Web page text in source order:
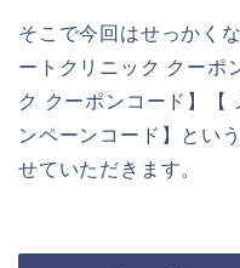
そこで今回はせっかく
ートクリニック クーポ
ク クーポンコード】【
ンペーンコード】とい
せていただきます。